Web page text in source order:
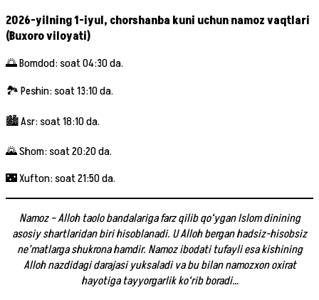
2026-yilning 1-iyul, chorshanba kuni uchun namoz vaqtlari
(Buxoro viloyati)
🌅 Bomdod: soat 04:30 da.
🏞 Peshin: soat 13:10 da.
🏙 Asr: soat 18:10 da.
🌄 Shom: soat 20:20 da.
🌃 Xufton: soat 21:50 da.
Namoz – Alloh taolo bandalariga farz qilib qo‘ygan Islom dinining
asosiy shartlaridan biri hisoblanadi. U Alloh bergan hadsiz-hisobsiz
ne’matlarga shukrona hamdir. Namoz ibodati tufayli esa kishining
Alloh nazdidagi darajasi yuksaladi va bu bilan namozxon oxirat
hayotiga tayyorgarlik ko‘rib boradi…